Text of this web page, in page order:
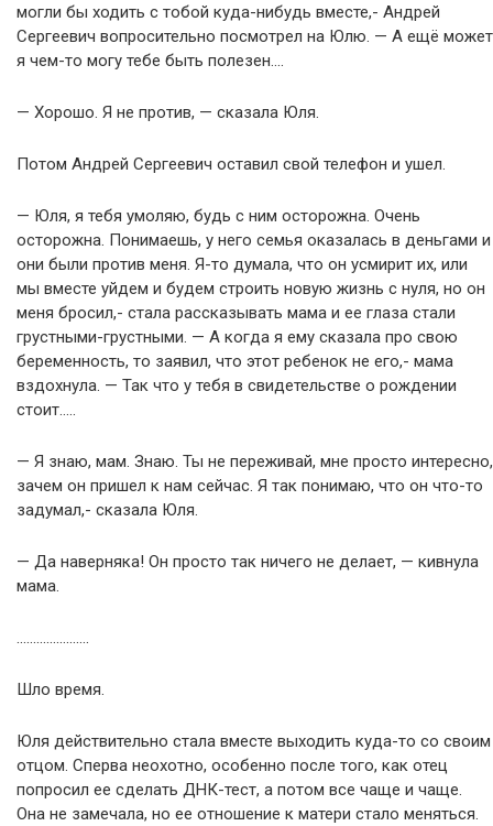
могли бы ходить с тобой куда-нибудь вместе,- Андрей
Сергеевич вопросительно посмотрел на Юлю. — А ещё может
я чем-то могу тебе быть полезен….
— Хорошо. Я не против, — сказала Юля.
Потом Андрей Сергеевич оставил свой телефон и ушел.
— Юля, я тебя умоляю, будь с ним осторожна. Очень
осторожна. Понимаешь, у него семья оказалась в деньгами и
они были против меня. Я-то думала, что он усмирит их, или
мы вместе уйдем и будем строить новую жизнь с нуля, но он
меня бросил,- стала рассказывать мама и ее глаза стали
грустными-грустными. — А когда я ему сказала про свою
беременность, то заявил, что этот ребенок не его,- мама
вздохнула. — Так что у тебя в свидетельстве о рождении
стоит…..
— Я знаю, мам. Знаю. Ты не переживай, мне просто интересно,
зачем он пришел к нам сейчас. Я так понимаю, что он что-то
задумал,- сказала Юля.
— Да наверняка! Он просто так ничего не делает, — кивнула
мама.
………………….
Шло время.
Юля действительно стала вместе выходить куда-то со своим
отцом. Сперва неохотно, особенно после того, как отец
попросил ее сделать ДНК-тест, а потом все чаще и чаще.
Она не замечала, но ее отношение к матери стало меняться.